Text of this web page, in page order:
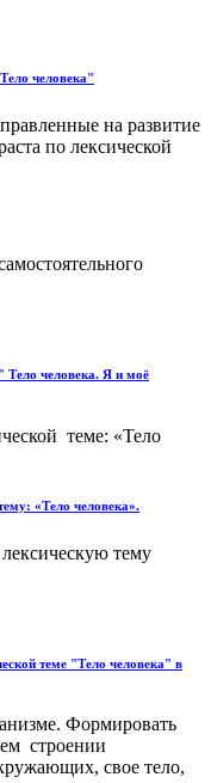
человека"
на развитие
по лексической
Тело человека. Я и моё
теме: «Тело
«Тело человека».
тему
теме "Тело человека" в
Формировать
строении
свое тело,